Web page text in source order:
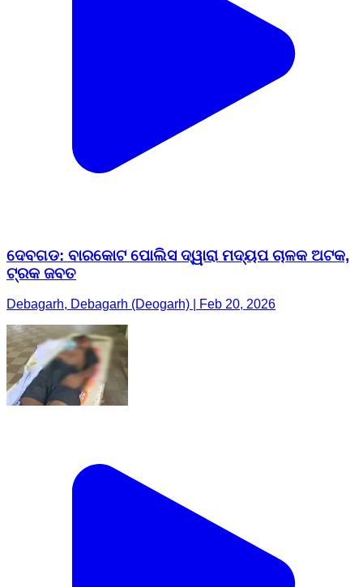
ଦେବଗଡ: ବାରକୋଟ ପୋଲିସ ଦ୍ୱାରା ମଦ୍ୟପ ଚାଳକ ଅଟକ,
ଟ୍ରକ ଜବତ
Debagarh, Debagarh (Deogarh) | Feb 20, 2026